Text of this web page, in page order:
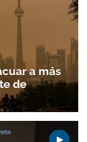
boletín.
a más
de